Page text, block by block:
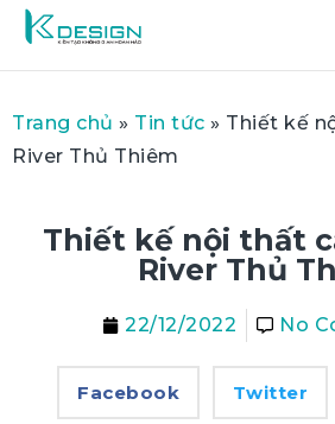
Trang chủ » Tin tức » Thiết kế
River Thủ Thiêm
Thiết kế nội thất
River Thủ
22/12/2022 No
Facebook Twitter